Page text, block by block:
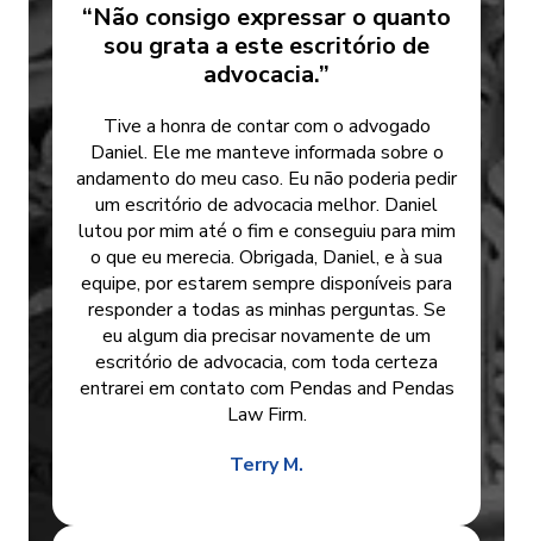
“Não consigo expressar o quanto
sou grata a este escritório de
advocacia.”
Tive a honra de contar com o advogado
Daniel. Ele me manteve informada sobre o
andamento do meu caso. Eu não poderia pedir
um escritório de advocacia melhor. Daniel
lutou por mim até o fim e conseguiu para mim
o que eu merecia. Obrigada, Daniel, e à sua
equipe, por estarem sempre disponíveis para
responder a todas as minhas perguntas. Se
eu algum dia precisar novamente de um
escritório de advocacia, com toda certeza
entrarei em contato com Pendas and Pendas
Law Firm.
Terry M.